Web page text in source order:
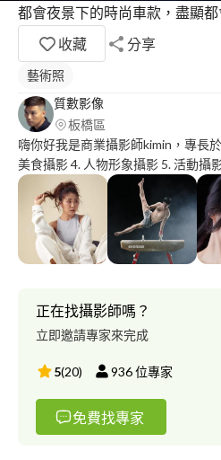
都會夜景下的時尚車款，盡顯
收藏
分享
藝術照
質數影像
板橋區
嗨你好我是商業攝影師kimin，專長
美食攝影 4. 人物形象攝影 5. 活動攝影 目前的客戶有： 1. 星宇航
2. BMW台灣總代理 汎德 3. 台灣商
門啤酒 更多作品請參考：
正在找攝影師嗎？
立即邀請專家來完成
5(20) 936位專家
免費找專家